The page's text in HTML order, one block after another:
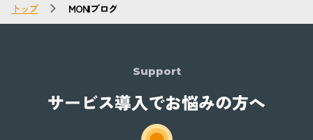
トップ MONIブログ
Support
サービス導入でお悩みの方へ